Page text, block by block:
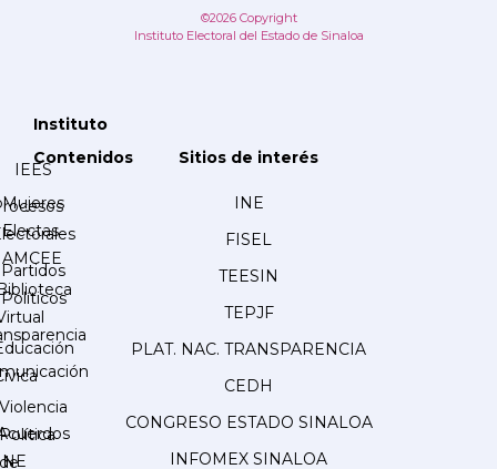
©2026 Copyright
Instituto Electoral del Estado de Sinaloa
Instituto
IEES
Partidos
Políticos
Contenidos
Mujeres
Electas
AMCEE
Violencia
Política
de
Sitios de interés
INE
FISEL
TEESIN
TEPJF
PLAT. NAC. TRANSPARENCIA
CEDH
CONGRESO ESTADO SINALOA
INFOMEX SINALOA